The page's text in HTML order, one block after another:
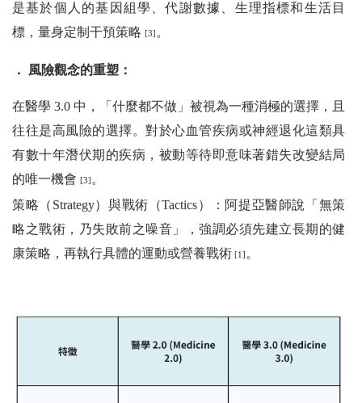
是基於個人的基因組學、代謝數據、生理指標和生活目
標，量身定制干預策略 [3] 。
． 風險觀念的重塑：
在醫學 3.0 中，「什麼都不做」被視為一種消極的選擇，且
往往是高風險的選擇。對於心血管疾病或神經退化這類具
有數十年潛伏期的疾病，被動等待即意味著錯失改變結局
的唯一機會 [3] 。
策略（Strategy）與戰術（Tactics）：阿提亞醫師說「無策
略之戰術，乃失敗前之噪音」，強調必須先建立長期的健
康策略，再執行具體的運動或營養戰術 [1] 。